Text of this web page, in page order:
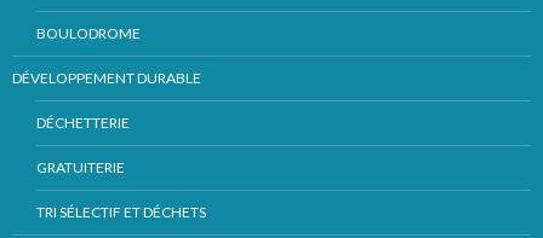
BOULODROME
DÉVELOPPEMENT DURABLE
DÉCHETTERIE
GRATUITERIE
TRI SÉLECTIF ET DÉCHETS